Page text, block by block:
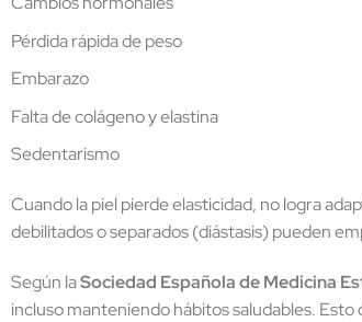
Pérdida rápida de peso
Embarazo
Falta de colágeno y elastina
Sedentarismo
Cuando la piel pierde elasticidad, no logra
debilitados o separados (diástasis) pueden
Según laSociedad Española de Medicina
incluso manteniendo hábitos saludables.